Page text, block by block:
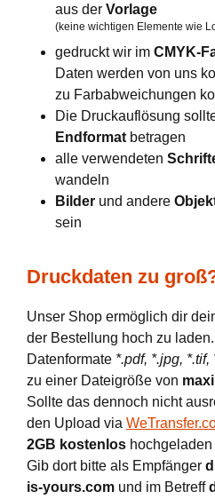
aus der Vorlage
(keine wichtigen Elemente wie
gedruckt wir im CMYK-
Daten werden von uns
zu Farbabweichungen
Die Druckauflösung
Endformat betragen
alle verwendeten
wandeln
Bilder und andere
sein
Druckdaten zu
Unser Shop ermöglich dir
der Bestellung hoch zu
Datenformate *.pdf, *.jpg,
zu einer Dateigröße von
Sollte das dennoch nicht
den Upload via
2GB kostenlos
Gib dort bitte als Empfänger
is-yours.com und im Betreff